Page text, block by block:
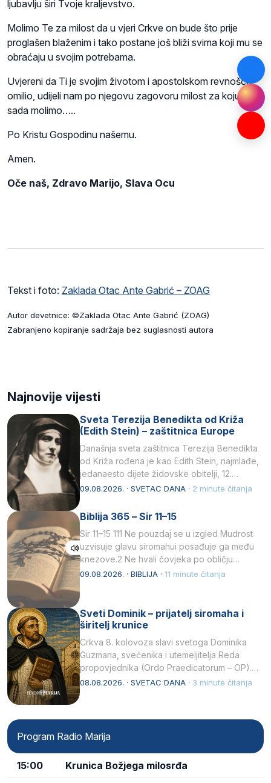
ljubavlju širi Tvoje kraljevstvo.
Molimo Te za milost da u vjeri Crkve on bude što prije
proglašen blaženim i tako postane još bliži svima koji mu se
obraćaju u svojim potrebama.
Uvjereni da Ti je svojim životom i apostolskom revnošću
omilio, udijeli nam po njegovu zagovoru milost za koju te
sada molimo…..
Po Kristu Gospodinu našemu.
Amen.
Oče naš, Zdravo Marijo, Slava Ocu
Tekst i foto: Zaklada Otac Ante Gabrić – ZOAG
Autor devetnice: ©Zaklada Otac Ante Gabrić (ZOAG)
Zabranjeno kopiranje sadržaja bez suglasnosti autora
Najnovije vijesti
Sveta Terezija Benedikta od Križa
(Edith Stein) – zaštitnica Europe
Današnja sveta zaštitnica Terezija Benedikta
od Križa rođena je kao Edith Stein, najmlađe,
jedanaesto dijete židovske obitelji, 12.
listopada 1891, u Wrocławu…
09.08.2026. · SVETAC DANA · 2 minute čitanja
Biblija 365 – Sir 11–15
Sir 11–15 111 Ne pouzdaj se u izgled Mudrost
uzvisuje glavu siromahui posađuje ga među
knezove.2 Ne hvali čovjeka po obličju
njegovui…
09.08.2026. · BIBLIJA · 11 minute čitanja
Sveti Dominik – prijatelj siromaha i
širitelj krunice
Crkva 8. kolovoza slavi svetoga Dominika
Guzmana, svećenika i utemeljitelja Reda
propovjednika (Ordo Praedicatorum – OP).
Svojim životom, dubokom ljubavlju prema
08.08.2026. · SVETAC DANA · 3 minute čitanja
Program Radio Marija
15:00 Krunica Božjega milosrđa